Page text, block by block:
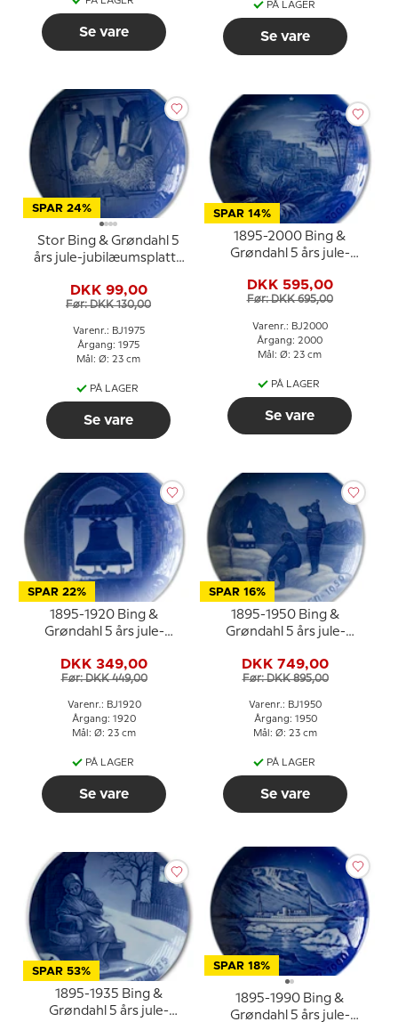
Se vare
PÅ LAGER
Se vare
SPAR 24%
Stor Bing & Grøndahl 5
års jule-jubilæumsplatte
DKK 99,00
Før: DKK 130,00
Varenr.: BJ1975
Årgang: 1975
Mål: Ø: 23 cm
PÅ LAGER
Se vare
SPAR 14%
1895-2000 Bing &
Grøndahl 5 års jule-
DKK 595,00
Før: DKK 695,00
Varenr.: BJ2000
Årgang: 2000
Mål: Ø: 23 cm
PÅ LAGER
Se vare
SPAR 22%
1895-1920 Bing &
Grøndahl 5 års jule-
DKK 349,00
Før: DKK 449,00
Varenr.: BJ1920
Årgang: 1920
Mål: Ø: 23 cm
PÅ LAGER
Se vare
SPAR 16%
1895-1950 Bing &
Grøndahl 5 års jule-
DKK 749,00
Før: DKK 895,00
Varenr.: BJ1950
Årgang: 1950
Mål: Ø: 23 cm
PÅ LAGER
Se vare
SPAR 53%
1895-1935 Bing &
Grøndahl 5 års jule-
SPAR 18%
1895-1990 Bing &
Grøndahl 5 års jule-